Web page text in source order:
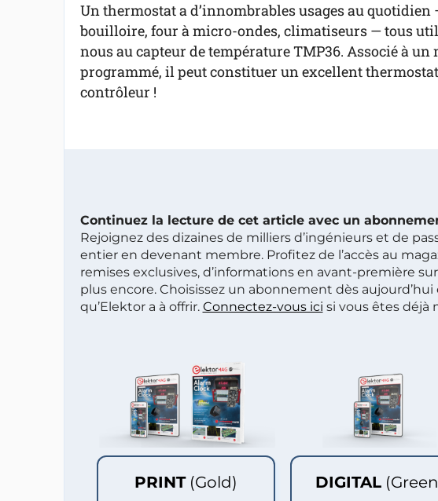
Un thermostat a d’innombrables usages au
bouilloire, four à micro-ondes, climatiseurs — tous
nous au capteur de température TMP36. Associé à
programmé, il peut constituer un excellent
contrôleur !
Continuez la lecture de cet article avec un
Rejoignez des dizaines de milliers d’ingénieurs et de
entier en devenant membre. Profitez de l’accès au
remises exclusives, d’informations en avant-première
plus encore. Choisissez un abonnement dès
qu’Elektor a à offrir. Connectez-vous ici si vous êtes déjà
PRINT (Gold) DIGITAL